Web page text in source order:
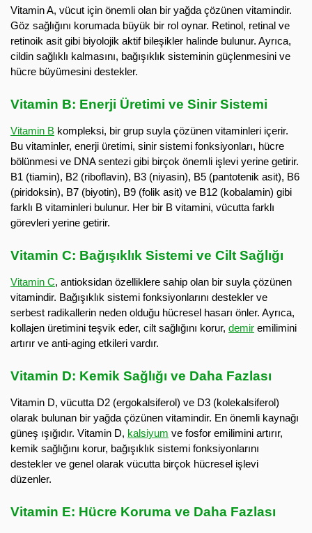
Vitamin A, vücut için önemli olan bir yağda çözünen vitamindir.
Göz sağlığını korumada büyük bir rol oynar. Retinol, retinal ve
retinoik asit gibi biyolojik aktif bileşikler halinde bulunur. Ayrıca,
cildin sağlıklı kalmasını, bağışıklık sisteminin güçlenmesini ve
hücre büyümesini destekler.
Vitamin B: Enerji Üretimi ve Sinir Sistemi
Vitamin B kompleksi, bir grup suyla çözünen vitaminleri içerir.
Bu vitaminler, enerji üretimi, sinir sistemi fonksiyonları, hücre
bölünmesi ve DNA sentezi gibi birçok önemli işlevi yerine getirir.
B1 (tiamin), B2 (riboflavin), B3 (niyasin), B5 (pantotenik asit), B6
(piridoksin), B7 (biyotin), B9 (folik asit) ve B12 (kobalamin) gibi
farklı B vitaminleri bulunur. Her bir B vitamini, vücutta farklı
görevleri yerine getirir.
Vitamin C: Bağışıklık Sistemi ve Cilt Sağlığı
Vitamin C, antioksidan özelliklere sahip olan bir suyla çözünen
vitamindir. Bağışıklık sistemi fonksiyonlarını destekler ve
serbest radikallerin neden olduğu hücresel hasarı önler. Ayrıca,
kollajen üretimini teşvik eder, cilt sağlığını korur, demir emilimini
artırır ve anti-aging etkileri vardır.
Vitamin D: Kemik Sağlığı ve Daha Fazlası
Vitamin D, vücutta D2 (ergokalsiferol) ve D3 (kolekalsiferol)
olarak bulunan bir yağda çözünen vitamindir. En önemli kaynağı
güneş ışığıdır. Vitamin D, kalsiyum ve fosfor emilimini artırır,
kemik sağlığını korur, bağışıklık sistemi fonksiyonlarını
destekler ve genel olarak vücutta birçok hücresel işlevi
düzenler.
Vitamin E: Hücre Koruma ve Daha Fazlası